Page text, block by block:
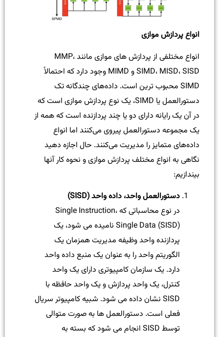
انواع پردازش موازی
انواع مختلفی از پردازش های موازی مانند MMP،
SIMD، MISD، SISD و MIMD وجود دارد که احتمالاً
SIMD محبوب ترین است. داده‌های چندگانه تک
دستورالعمل یا SIMD، یک نوع پردازش موازی است که
در آن یک رایانه دارای دو یا چند پردازنده است که همه از
یک مجموعه دستورالعمل پیروی می‌کنند اما انواع
داده‌های متمایز را مدیریت می‌کنند. حال اجازه دهید
نگاهی به انواع مختلف پردازش موازی و نحوه کار آنها
بیندازیم:
دستورالعمل واحد، داده واحد (SISD)
در نوع محاسباتی که Single Instruction،
Single Data (SISD) نامیده می شود، یک
پردازنده واحد وظیفه مدیریت همزمان یک
الگوریتم واحد را به عنوان یک منبع داده واحد
دارد. یک سازمان کامپیوتری دارای یک واحد
کنترل، یک واحد پردازش و یک واحد حافظه با
SISD نشان داده می شود. شبیه کامپیوتر سریال
فعلی است. دستورالعمل ها به صورت متوالی
توسط SISD انجام می شود که بسته به